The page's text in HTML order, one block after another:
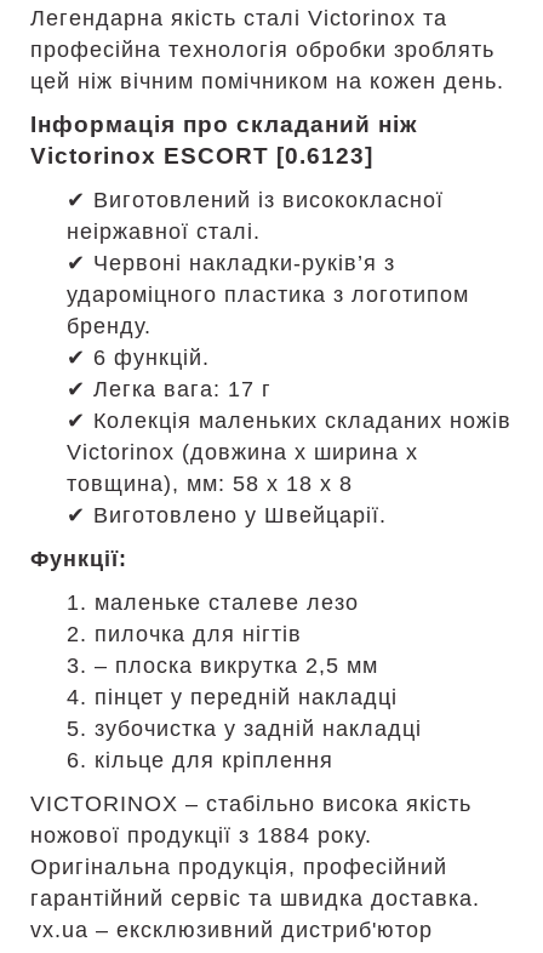
Легендарна якість сталі Victorinox та
професійна технологія обробки зроблять
цей ніж вічним помічником на кожен день.
Інформація про складаний ніж
Victorinox ESCORT [0.6123]
✔ Виготовлений із висококласної
неіржавної сталі.
✔ Червоні накладки-руків’я з
удароміцного пластика з логотипом
бренду.
✔ 6 функцій.
✔ Легка вага: 17 г
✔ Колекція маленьких складаних ножів
Victorinox (довжина x ширина x
товщина), мм: 58 x 18 x 8
✔ Виготовлено у Швейцарії.
Функції:
1. маленьке сталеве лезо
2. пилочка для нігтів
3. – плоска викрутка 2,5 мм
4. пінцет у передній накладці
5. зубочистка у задній накладці
6. кільце для кріплення
VICTORINOX – стабільно висока якість
ножової продукції з 1884 року.
Оригінальна продукція, професійний
гарантійний сервіс та швидка доставка.
vx.ua – ексклюзивний дистриб'ютор